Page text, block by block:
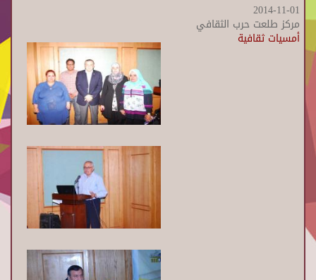
2014-11-01
مركز طلعت حرب الثقافي
أمسيات ثقافية